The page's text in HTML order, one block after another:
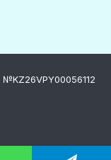
№KZ26VPY00056112